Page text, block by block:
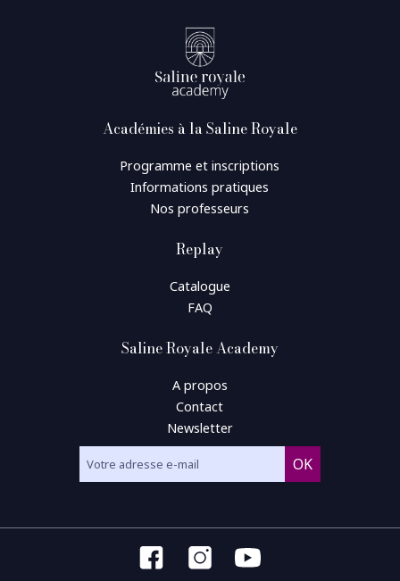
Académies à la Saline Royale
Programme et inscriptions
Informations pratiques
Nos professeurs
Replay
Catalogue
FAQ
Saline Royale Academy
A propos
Contact
Newsletter